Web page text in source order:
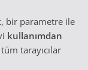
bir parametre ile
kullanımdan
tarayıcılar